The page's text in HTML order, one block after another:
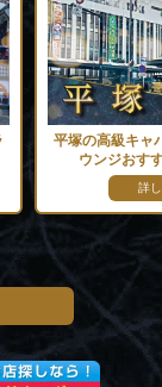
平塚の高級キャ
ウンジおす
詳